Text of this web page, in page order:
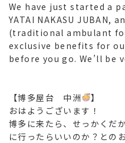
We have just started a
YATAI NAKASU JUBAN,
(traditional ambulant
exclusive benefits for
before you go. We’ll be
【博多屋台 中洲
】
おはようございます！
博多に来たら、せっかくだ
に行ったらいいのか？との